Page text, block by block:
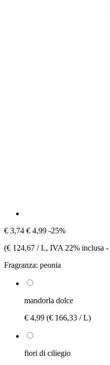
€ 3,74 € 4,99 -25%
(€ 124,67 / L, IVA 22% inclusa -
Fragranza: peonia
mandorla dolce
€ 4,99 (€ 166,33 / L)
fiori di ciliegio